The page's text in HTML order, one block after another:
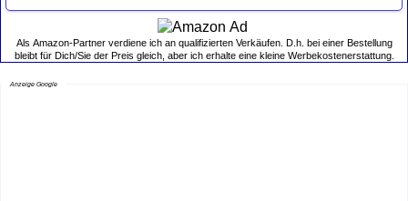
Als Amazon-Partner verdiene ich an qualifizierten Verkäufen. D.h. bei einer Bestellung
bleibt für Dich/Sie der Preis gleich, aber ich erhalte eine kleine Werbekostenerstattung.
Anzeige Google